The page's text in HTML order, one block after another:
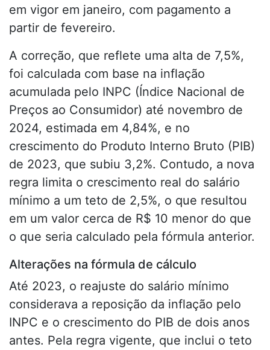
em vigor em janeiro, com pagamento a
partir de fevereiro.
A correção, que reflete uma alta de 7,5%,
foi calculada com base na inflação
acumulada pelo INPC (Índice Nacional de
Preços ao Consumidor) até novembro de
2024, estimada em 4,84%, e no
crescimento do Produto Interno Bruto (PIB)
de 2023, que subiu 3,2%. Contudo, a nova
regra limita o crescimento real do salário
mínimo a um teto de 2,5%, o que resultou
em um valor cerca de R$ 10 menor do que
o que seria calculado pela fórmula anterior.
Alterações na fórmula de cálculo
Até 2023, o reajuste do salário mínimo
considerava a reposição da inflação pelo
INPC e o crescimento do PIB de dois anos
antes. Pela regra vigente, que inclui o teto